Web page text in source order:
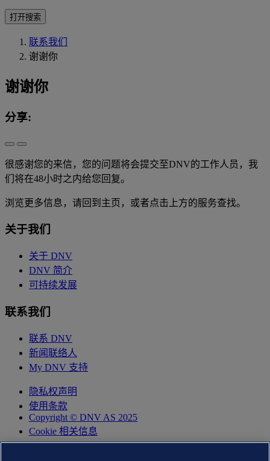
打开搜索
联系我们
谢谢你
谢谢你
分享:
很感谢您的来信，您的问题将会提交至DNV的工作人员，我
们将在48小时之内给您回复。
浏览更多信息，请回到主页，或者点击上方的服务查找。
关于我们
关于 DNV
DNV 简介
可持续发展
联系我们
联系 DNV
新闻联络人
My DNV 支持
隐私权声明
使用条款
Copyright © DNV AS 2025
Cookie 相关信息